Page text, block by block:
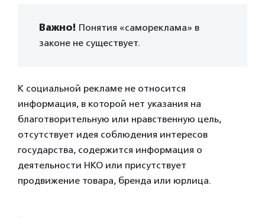
Важно! Понятия «самореклама» в
законе не существует.
К социальной рекламе не относится
информация, в которой нет указания на
благотворительную или нравственную цель,
отсутствует идея соблюдения интересов
государства, содержится информация о
деятельности НКО или присутствует
продвижение товара, бренда или юрлица.